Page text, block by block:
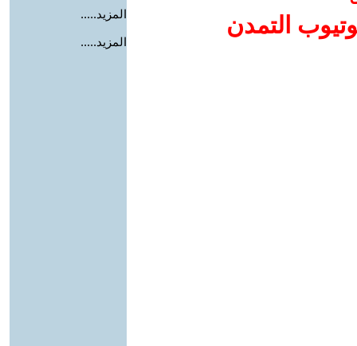
التمدن
المزيد.....
المزيد.....